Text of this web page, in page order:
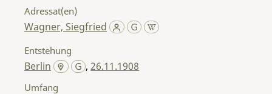
Adressat(en)
Wagner, Siegfried
Entstehung
Berlin ,26.11.1908
Umfang